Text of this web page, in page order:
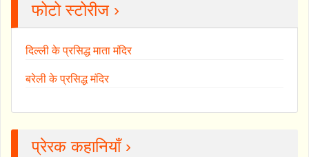
फोटो स्टोरीज ›
दिल्ली के प्रसिद्ध माता मंदिर
बरेली के प्रसिद्ध मंदिर
प्रेरक कहानियाँ ›